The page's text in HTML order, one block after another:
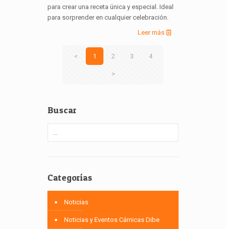
para crear una receta única y especial. Ideal
para sorprender en cualquier celebración.
Leer más
< 1 2 3 4
>
Buscar
Categorías
Noticias
Noticias y Eventos Cárnicas Dibe